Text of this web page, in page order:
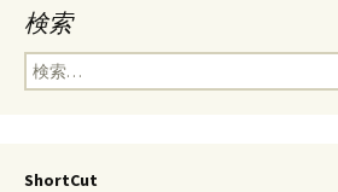
検索
検
索:
ShortCut